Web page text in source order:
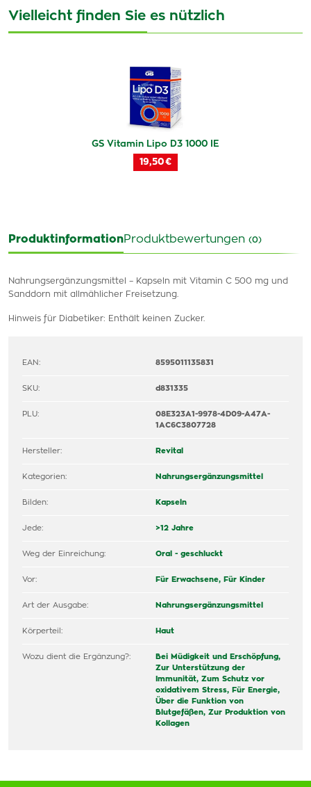
Vielleicht finden Sie es nützlich
GS Vitamin Lipo D3 1000 IE
19,50 €
ProduktinformationProduktbewertungen (0)
Nahrungsergänzungsmittel – Kapseln mit Vitamin C 500 mg und
Sanddorn mit allmählicher Freisetzung.
Hinweis für Diabetiker: Enthält keinen Zucker.
EAN: 8595011135831
SKU: d831335
PLU:
08E323A1-9978-4D09-A47A-
1AC6C3807728
Hersteller: Revital
Kategorien: Nahrungsergänzungsmittel
Bilden: Kapseln
Jede: >12 Jahre
Weg der Einreichung: Oral - geschluckt
Vor: Für Erwachsene, Für Kinder
Art der Ausgabe: Nahrungsergänzungsmittel
Körperteil: Haut
Wozu dient die Ergänzung?:
Bei Müdigkeit und Erschöpfung,
Zur Unterstützung der
Immunität, Zum Schutz vor
oxidativem Stress, Für Energie,
Über die Funktion von
Blutgefäßen, Zur Produktion von
Kollagen